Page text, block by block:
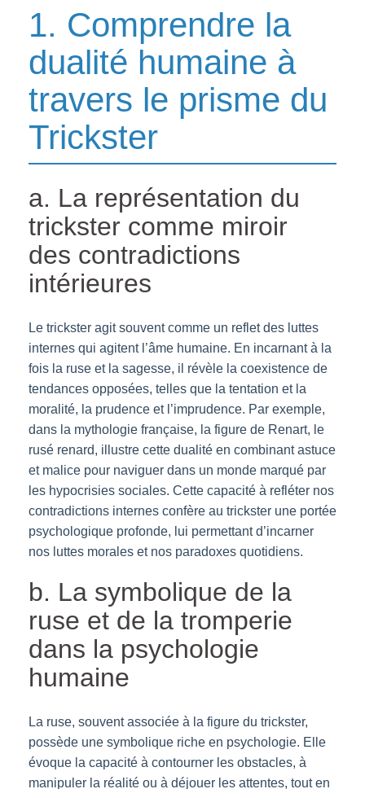
1. Comprendre la
dualité humaine à
travers le prisme du
Trickster
a. La représentation du
trickster comme miroir
des contradictions
intérieures
Le trickster agit souvent comme un reflet des luttes
internes qui agitent l’âme humaine. En incarnant à la
fois la ruse et la sagesse, il révèle la coexistence de
tendances opposées, telles que la tentation et la
moralité, la prudence et l’imprudence. Par exemple,
dans la mythologie française, la figure de Renart, le
rusé renard, illustre cette dualité en combinant astuce
et malice pour naviguer dans un monde marqué par
les hypocrisies sociales. Cette capacité à refléter nos
contradictions internes confère au trickster une portée
psychologique profonde, lui permettant d’incarner
nos luttes morales et nos paradoxes quotidiens.
b. La symbolique de la
ruse et de la tromperie
dans la psychologie
humaine
La ruse, souvent associée à la figure du trickster,
possède une symbolique riche en psychologie. Elle
évoque la capacité à contourner les obstacles, à
manipuler la réalité ou à déjouer les attentes, tout en